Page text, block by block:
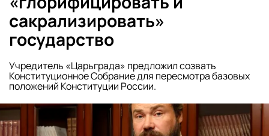
сакрализировать»
государство
Учредитель «Царьграда» предложил созвать
Конституционное Собрание для пересмотра базовых
положений Конституции России.